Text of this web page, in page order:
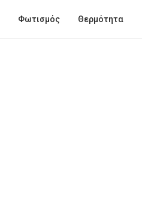
Φωτισμός Θερμότητα